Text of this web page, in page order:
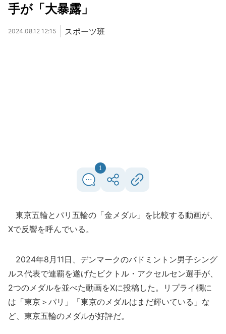
手が「大暴露」
2024.08.12 12:15 スポーツ班
1
東京五輪とパリ五輪の「金メダル」を比較する動画が、
Xで反響を呼んでいる。
2024年8月11日、デンマークのバドミントン男子シング
ルス代表で連覇を遂げたビクトル・アクセルセン選手が、
2つのメダルを並べた動画をXに投稿した。リプライ欄に
は「東京＞パリ」「東京のメダルはまだ輝いている」な
ど、東京五輪のメダルが好評だ。